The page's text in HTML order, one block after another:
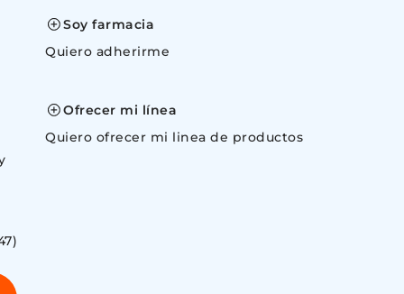
Soy farmacia
Quiero adherirme
Ofrecer mi línea
Quiero ofrecer mi linea de productos